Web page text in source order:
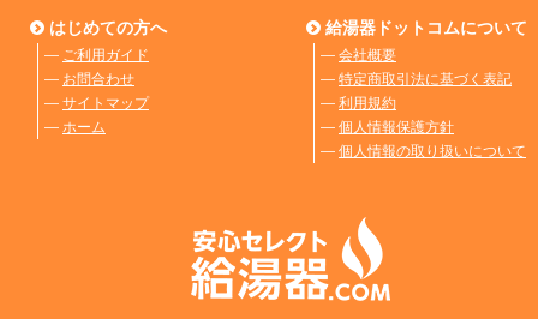
はじめての方へ
― ご利用ガイド
― お問合わせ
― サイトマップ
― ホーム
給湯器ドットコムについて
― 会社概要
― 特定商取引法に基づく表記
― 利用規約
― 個人情報保護方針
― 個人情報の取り扱いについて